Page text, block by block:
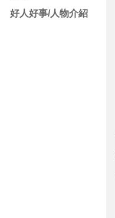
好人好事/人物介紹